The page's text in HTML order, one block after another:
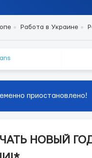
Работа в Украине
приостановлено!
НОВЫЙ